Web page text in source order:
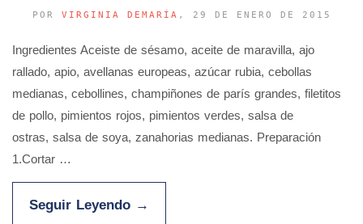
POR VIRGINIA DEMARÍA , 29 DE ENERO DE 2015
Ingredientes Aceiste de sésamo, aceite de maravilla, ajo
rallado, apio, avellanas europeas, azúcar rubia, cebollas
medianas, cebollines, champiñones de parís grandes, filetitos
de pollo, pimientos rojos, pimientos verdes, salsa de
ostras, salsa de soya, zanahorias medianas. Preparación
1.Cortar …
Seguir Leyendo →